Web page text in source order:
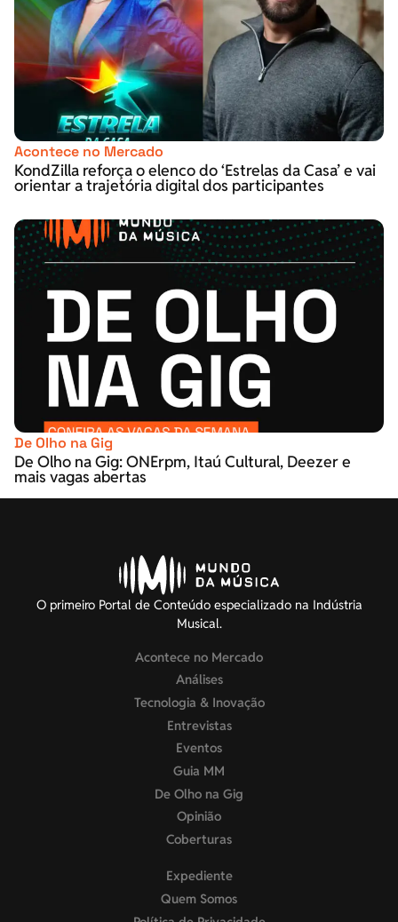
Acontece no Mercado
KondZilla reforça o elenco do ‘Estrelas da Casa’ e vai
orientar a trajetória digital dos participantes
De Olho na Gig
De Olho na Gig: ONErpm, Itaú Cultural, Deezer e
mais vagas abertas
O primeiro Portal de Conteúdo especializado na Indústria
Musical.
Acontece no Mercado
Análises
Tecnologia & Inovação
Entrevistas
Eventos
Guia MM
De Olho na Gig
Opinião
Coberturas
Expediente
Quem Somos